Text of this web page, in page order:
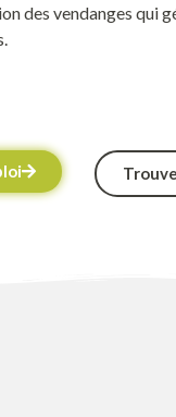
des vendanges qui